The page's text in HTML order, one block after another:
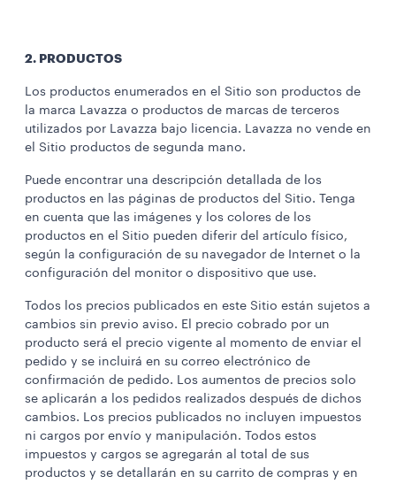
2. PRODUCTOS
Los productos enumerados en el Sitio son productos de
la marca Lavazza o productos de marcas de terceros
utilizados por Lavazza bajo licencia. Lavazza no vende en
el Sitio productos de segunda mano.
Puede encontrar una descripción detallada de los
productos en las páginas de productos del Sitio. Tenga
en cuenta que las imágenes y los colores de los
productos en el Sitio pueden diferir del artículo físico,
según la configuración de su navegador de Internet o la
configuración del monitor o dispositivo que use.
Todos los precios publicados en este Sitio están sujetos a
cambios sin previo aviso. El precio cobrado por un
producto será el precio vigente al momento de enviar el
pedido y se incluirá en su correo electrónico de
confirmación de pedido. Los aumentos de precios solo
se aplicarán a los pedidos realizados después de dichos
cambios. Los precios publicados no incluyen impuestos
ni cargos por envío y manipulación. Todos estos
impuestos y cargos se agregarán al total de sus
productos y se detallarán en su carrito de compras y en